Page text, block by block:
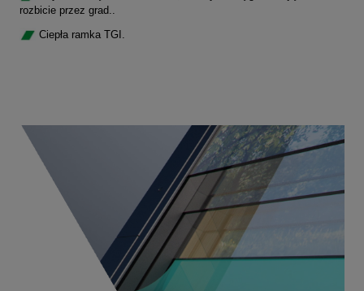
rozbicie przez grad..
Ciepła ramka TGI.